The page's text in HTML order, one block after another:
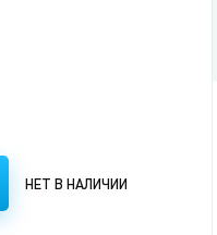
НЕТ В НАЛИЧИИ